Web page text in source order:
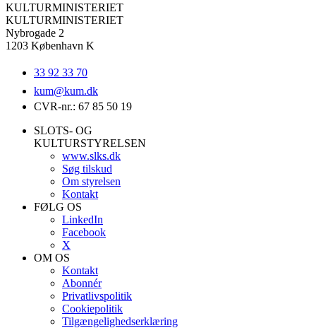
KULTURMINISTERIET
KULTURMINISTERIET
Nybrogade 2
1203 København K
33 92 33 70
kum@kum.dk
CVR-nr.: 67 85 50 19
SLOTS- OG
KULTURSTYRELSEN
www.slks.dk
Søg tilskud
Om styrelsen
Kontakt
FØLG OS
LinkedIn
Facebook
X
OM OS
Kontakt
Abonnér
Privatlivspolitik
Cookiepolitik
Tilgængelighedserklæring